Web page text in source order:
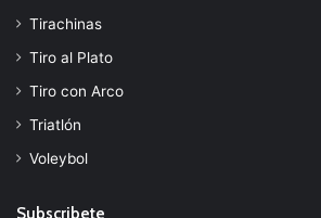
Tirachinas
Tiro al Plato
Tiro con Arco
Triatlón
Voleybol
Subscribete